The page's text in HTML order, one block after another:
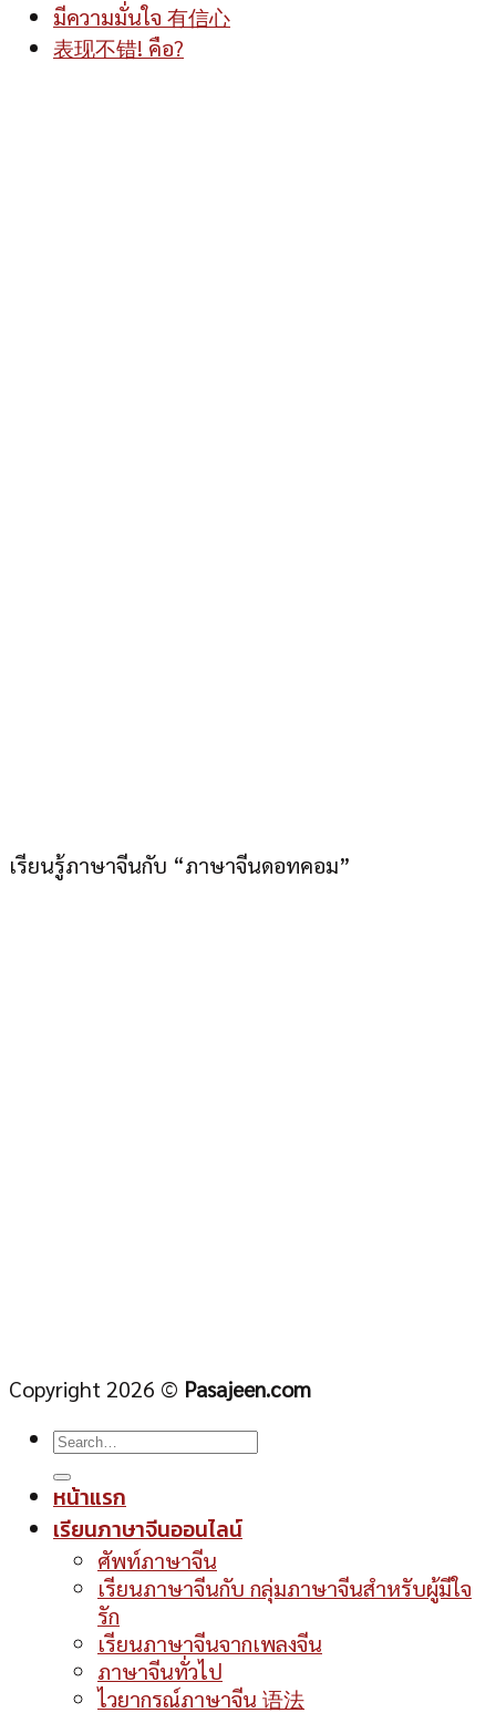
มีความมั่นใจ 有信心
表现不错! คือ?
เรียนรู้ภาษาจีนกับ “ภาษาจีนดอทคอม”
Copyright 2026 © Pasajeen.com
หน้าแรก
เรียนภาษาจีนออนไลน์
ศัพท์ภาษาจีน
เรียนภาษาจีนกับ กลุ่มภาษาจีนสำหรับผู้มีใจ
รัก
เรียนภาษาจีนจากเพลงจีน
ภาษาจีนทั่วไป
ไวยากรณ์ภาษาจีน 语法